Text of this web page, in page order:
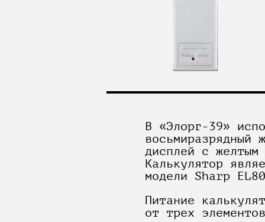
В «Элорг-39»
восьмиразрядный
дисплей с желтым
Калькулятор
модели Sharp
Питание
от трех